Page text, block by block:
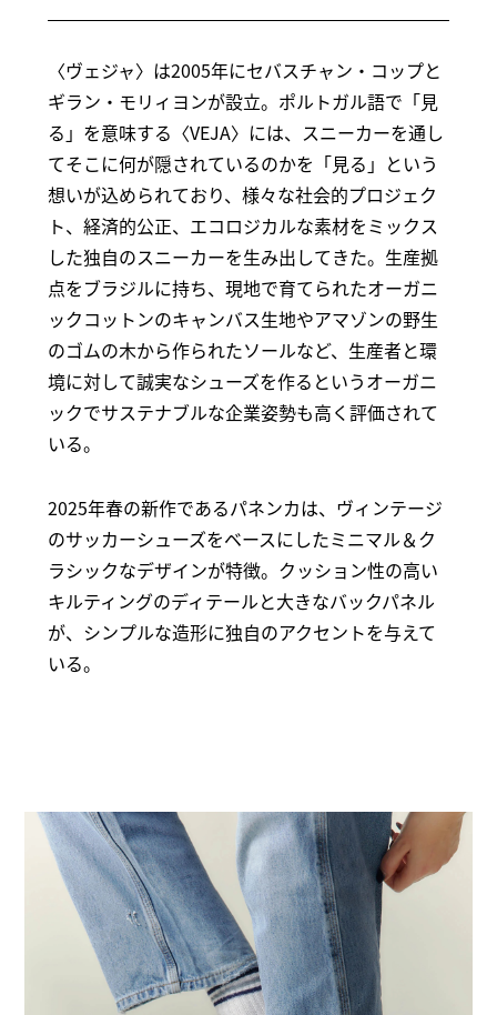
〈ヴェジャ〉は2005年にセバスチャン・コップと
ギラン・モリィヨンが設立。ポルトガル語で「見
る」を意味する〈VEJA〉には、スニーカーを通し
てそこに何が隠されているのかを「見る」という
想いが込められており、様々な社会的プロジェク
ト、経済的公正、エコロジカルな素材をミックス
した独自のスニーカーを生み出してきた。生産拠
点をブラジルに持ち、現地で育てられたオーガニ
ックコットンのキャンバス生地やアマゾンの野生
のゴムの木から作られたソールなど、生産者と環
境に対して誠実なシューズを作るというオーガニ
ックでサステナブルな企業姿勢も高く評価されて
いる。
2025年春の新作であるパネンカは、ヴィンテージ
のサッカーシューズをベースにしたミニマル＆ク
ラシックなデザインが特徴。クッション性の高い
キルティングのディテールと大きなバックパネル
が、シンプルな造形に独自のアクセントを与えて
いる。